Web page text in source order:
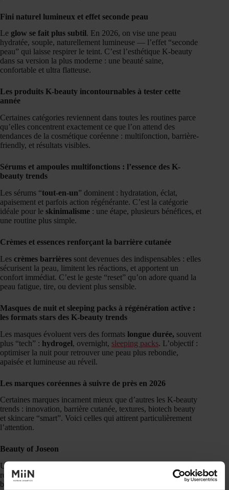
Fini naturel lumineux et effet seconde peau
Le glow se fait plus subtil. En 2026, on vise une peau
hydratée, souple, naturellement lumineuse — l’effet “seconde
peau” qui laisse respirer le teint. C’est l’esthétique K-beauty
dans sa version la plus moderne : une beauté saine,
confortable et ultra flatteuse.
Les produits K-beauty incontournables à tester cette
année
Certaines catégories reviennent dans toutes les routines parce
qu’elles concentrent exactement ce que l’on attend des
tendances de la cosmétique coréenne : multifonction, barrière-
friendly, et résultats visibles.
Sérums et ampoules multifonctions : l’essence des K-
beauty trends
Les sérums “tout-en-un” dominent : hydratation, éclat,
apaisement et parfois action régénérante. C’est la catégorie
idéale pour le skinimalisme : une étape, plusieurs bénéfices, et
une routine plus simple.
Crèmes et essences renforçant la barrière cutanée
Les crèmes barrières sont devenues des indispensables : elles
sécurisent la peau, limitent les réactions, et apportent un
confort immédiat. C’est le geste “reset” qu’on adore quand la
peau fatigue, tire, ou devient plus sensible.
Masques de nuit et sleeping packs à régénération active :
les formats stars des K-beauty trends
Les masques évoluent vers des formats longue durée, souvent
plus “tech” : hydrogel, overnight, sleeping packs. L’objectif :
optimiser la nuit pour retrouver une peau plus rebondie,
apaisée et lumineuse au réveil.
Les marques coréennes à suivre de près en 2026
Certaines marques incarnent mieux que d’autres les K-beauty
trends : innovation, barrière cutanée, textures, biotech beauty
et skincare “smart”. Voici celles qui attirent particulièrement
l’attention.
Beauty of Joseon
Une
routines simples, et formules qui parlent aux fans de tendances
beauté “efficacité + douceur”.